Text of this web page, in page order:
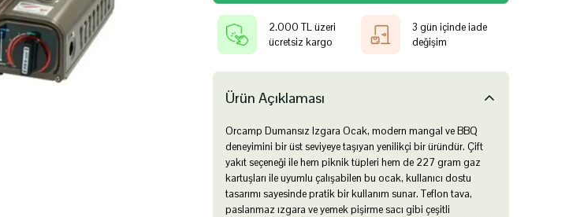
2.000 TL üzeri
ücretsiz kargo
3 gün içinde iade
değişim
Ürün Açıklaması
Orcamp Dumansız Izgara Ocak, modern mangal ve BBQ
deneyimini bir üst seviyeye taşıyan yenilikçi bir üründür. Çift
yakıt seçeneği ile hem piknik tüpleri hem de 227 gram gaz
kartuşları ile uyumlu çalışabilen bu ocak, kullanıcı dostu
tasarımı sayesinde pratik bir kullanım sunar. Teflon tava,
paslanmaz ızgara ve yemek pişirme sacı gibi çeşitli